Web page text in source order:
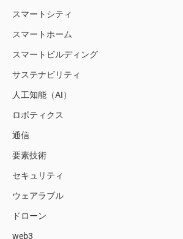
スマートシティ
スマートホーム
スマートビルディング
サステナビリティ
人工知能（AI）
ロボティクス
通信
要素技術
セキュリティ
ウェアラブル
ドローン
web3